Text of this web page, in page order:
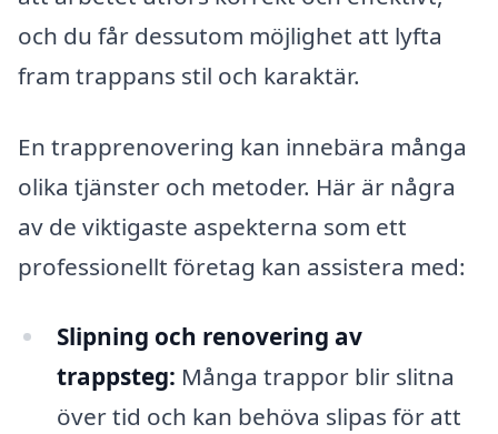
och du får dessutom möjlighet att lyfta
fram trappans stil och karaktär.
En trapprenovering kan innebära många
olika tjänster och metoder. Här är några
av de viktigaste aspekterna som ett
professionellt företag kan assistera med:
Slipning och renovering av
trappsteg: Många trappor blir slitna
över tid och kan behöva slipas för att